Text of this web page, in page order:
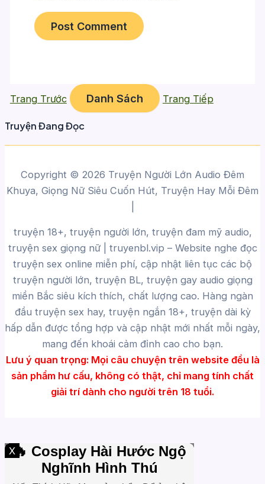
Trang Trước Danh Sách Trang Tiếp
Truyện Đang Đọc
Copyright © 2026 Truyện Người Lớn Audio Đêm
Khuya, Giọng Nữ Siêu Cuốn Hút, Truyện Hay Mỗi Đêm
truyện 18+, truyện người lớn, truyện đam mỹ audio,
truyện sex giọng nữ | truyenbl.vip – Website nghe đọc
truyện sex online miễn phí, cập nhật liên tục các bộ
truyện người lớn, truyện BL, truyện gay audio giọng
miền Bắc siêu kích thích, chất lượng cao. Hàng ngàn
đầu truyện sex hay, truyện ngắn 18+, truyện dài kỳ
hấp dẫn được tổng hợp và cập nhật mới nhất mỗi ngày,
mang đến khoái cảm đỉnh cao cho bạn.
Lưu ý quan trọng: Mọi câu chuyện trên website đều là
sản phẩm hư cấu, không có thật, chỉ mang tính chất
giải trí dành cho người trên 18 tuổi.
X